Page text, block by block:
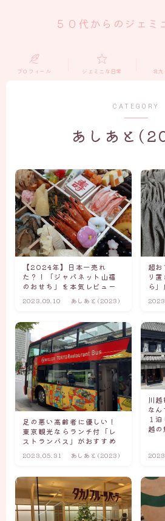
５０代からのジェミ
キャリアの引き出し
おうち仕事
プロフィール
プロフィール ジェミニな日常 北
CATEGORY
あしあと
【2024年】日本一売れ
た？！「ジャパネット山福
のおせち」を本気レビュー
2023.09.10 あしあと(2023)
超
り
ら
足の悪い高齢者に優しい！
東京観光ならランチ付「レ
ストランバス」がおすすめ
2023.05.31 あしあと(2023)
川
な
１
越の